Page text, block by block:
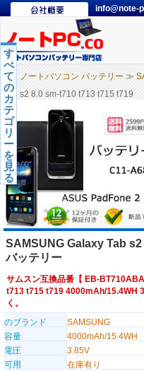
info@note-
ノートパソコン バッテリー ≫
s2 8.0 sm-t710 t713 t715 t719
す
べ
て
の
カ
テ
ゴ
リ
ー
を
見
る
SAMSUNG Galaxy Tab
バッテリー
サムスン互換品番【 EB-BT710ABA
t713 t715 t719 4000mAh/15.4WH
く。
のブランド
SAMSUNG
容量
4000mAh/15.4WH
電圧
3.85V
可用
在庫有り